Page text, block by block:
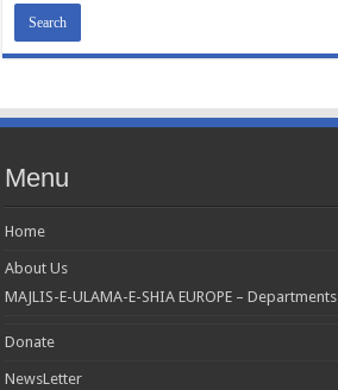
Menu
Home
About Us
MAJLIS-E-ULAMA-E-SHIA EUROPE – Departments
Donate
NewsLetter